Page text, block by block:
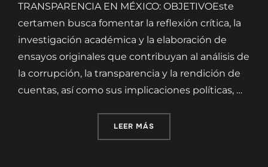
TRANSPARENCIA EN MÉXICO: OBJETIVOEste
certamen busca fomentar la reflexión crítica, la
investigación académica y la elaboración de
ensayos originales que contribuyan al análisis de
la corrupción, la transparencia y la rendición de
cuentas, así como sus implicaciones políticas, …
LEER MÁS